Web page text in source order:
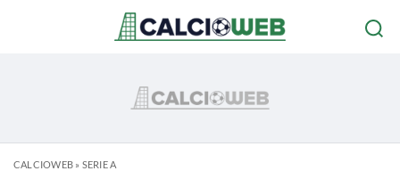
CALCIOWEB» SERIE A